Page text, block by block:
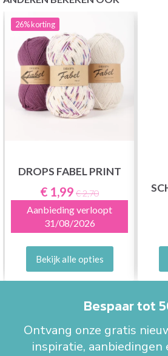
26%korting
DROPS FABEL PRINT
€ 1,99 € 2,70
Aanbieding verloopt
31/08/2026
Bekijk alle opties
Bespaar tot
Ontvang onze gratis
inspiratie,